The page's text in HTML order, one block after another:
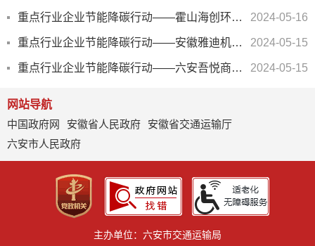
重点行业企业节能降碳行动——霍山海创环保有限责任公司 2024-05-16
重点行业企业节能降碳行动——安徽雅迪机车有限公司 2024-05-15
重点行业企业节能降碳行动——六安吾悦商业管理有限公司 2024-05-15
网站导航
中国政府网
安徽省人民政府
安徽省交通运输厅
六安市人民政府
主办单位：六安市交通运输局